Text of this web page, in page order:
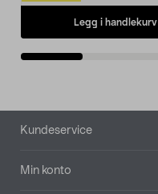
Legg i handlekurv
Bunntekst
Kundeservice
Min konto